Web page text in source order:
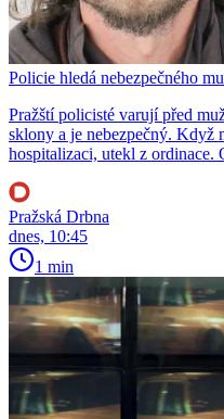
Policie hledá nebezpečného
Pražští policisté varují před
sklony a je nebezpečný. Když
hospitalizaci, utekl z ordinace.
Pražská Drbna
dnes, 10:45
1 min